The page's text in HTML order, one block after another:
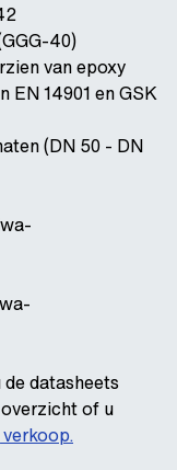
40)
van epoxy
EN 14901 en GSK
(DN 50 - DN
datasheets
of u
.